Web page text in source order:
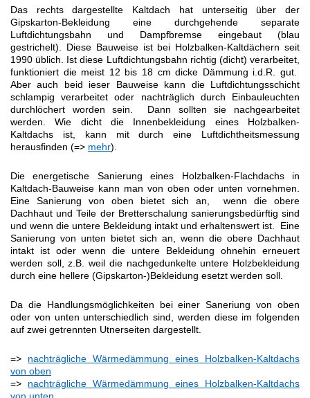
Das rechts dargestellte Kaltdach hat unterseitig über der
Gipskarton-Bekleidung eine durchgehende separate
Luftdichtungsbahn und Dampfbremse eingebaut (blau
gestrichelt). Diese Bauweise ist bei Holzbalken-Kaltdächern seit
1990 üblich. Ist diese Luftdichtungsbahn richtig (dicht) verarbeitet,
funktioniert die meist 12 bis 18 cm dicke Dämmung i.d.R. gut.
Aber auch beid ieser Bauweise kann die Luftdichtungsschicht
schlampig verarbeitet oder nachträglich durch Einbauleuchten
durchlöchert worden sein. Dann sollten sie nachgearbeitet
werden. Wie dicht die Innenbekleidung eines Holzbalken-
Kaltdachs ist, kann mit durch eine Luftdichtheitsmessung
herausfinden (=> mehr).
Die energetische Sanierung eines Holzbalken-Flachdachs in
Kaltdach-Bauweise kann man von oben oder unten vornehmen.
Eine Sanierung von oben bietet sich an, wenn die obere
Dachhaut und Teile der Bretterschalung sanierungsbedürftig sind
und wenn die untere Bekleidung intakt und erhaltenswert ist. Eine
Sanierung von unten bietet sich an, wenn die obere Dachhaut
intakt ist oder wenn die untere Bekleidung ohnehin erneuert
werden soll, z.B. weil die nachgedunkelte untere Holzbekleidung
durch eine hellere (Gipskarton-)Bekleidung esetzt werden soll.
Da die Handlungsmöglichkeiten bei einer Saneriung von oben
oder von unten unterschiedlich sind, werden diese im folgenden
auf zwei getrennten Utnerseiten dargestellt.
=> nachträgliche Wärmedämmung eines Holzbalken-Kaltdachs
von oben
=> nachträgliche Wärmedämmung eines Holzbalken-Kaltdachs
von unten